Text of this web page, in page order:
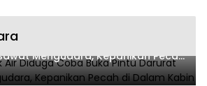
Air Diduga Coba Buka Pintu
Mengudara, Kepanikan Pecah